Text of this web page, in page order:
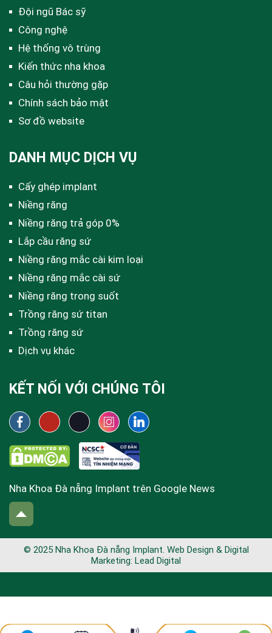
Đội ngũ Bác sỹ
Công nghệ
Hệ thống vô trùng
Kiến thức nha khoa
Câu hỏi thường gặp
Chính sách bảo mật
Sơ đồ website
DANH MỤC DỊCH VỤ
Cấy ghép implant
Niềng răng
Niềng răng trả góp 0%
Lắp cầu răng sứ
Niềng răng mắc cài kim loại
Niềng răng mắc cài sứ
Niềng răng trong suốt
Trồng răng sứ titan
Trồng răng sứ
Dịch vụ khác
KẾT NỐI VỚI CHÚNG TÔI
Nha Khoa Đà nẵng Implant trên Google News
© 2025 Nha Khoa Đà nẵng Implant. Web Design & Digital
Marketing: Lead Digital